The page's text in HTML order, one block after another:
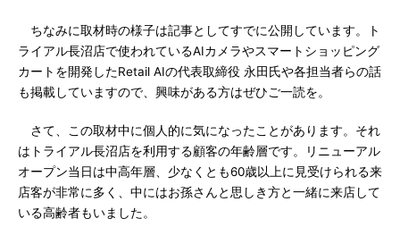
ちなみに取材時の様子は記事としてすでに公開しています。ト
ライアル長沼店で使われているAIカメラやスマートショッピング
カートを開発したRetail AIの代表取締役 永田氏や各担当者らの話
も掲載していますので、興味がある方はぜひご一読を。
さて、この取材中に個人的に気になったことがあります。それ
はトライアル長沼店を利用する顧客の年齢層です。リニューアル
オープン当日は中高年層、少なくとも60歳以上に見受けられる来
店客が非常に多く、中にはお孫さんと思しき方と一緒に来店して
いる高齢者もいました。